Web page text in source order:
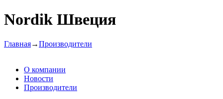
Nordik Швеция
Главная→Производители
О компании
Новости
Производители